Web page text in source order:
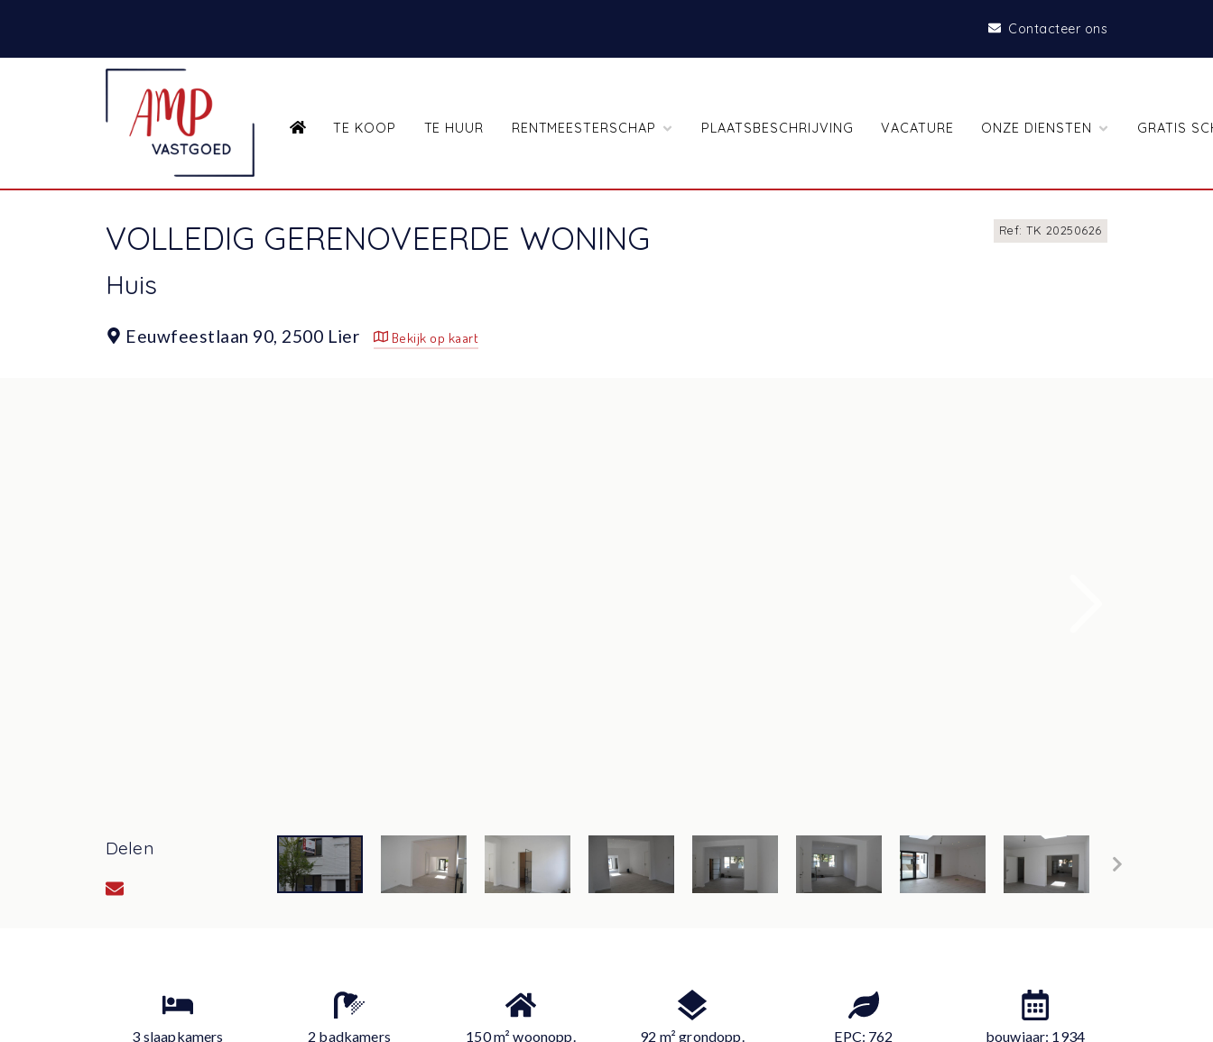
Contacteer ons
HOMETE KOOP TE HUUR RENTMEESTERSCHAP PLAATSBESCHRIJVING VACATURE ONZE DIENSTEN GRATIS
VOLLEDIG GERENOVEERDE WONING
Huis
Eeuwfeestlaan 90, 2500 Lier Bekijk op kaart
Ref: TK 20250626
Delen
3 slaapkamers 2 badkamers 150 m² woonopp. 92 m² grondopp.
EPC: 762
bouwjaar: 1934